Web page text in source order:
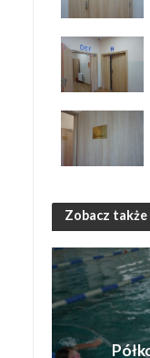
Zobacz także